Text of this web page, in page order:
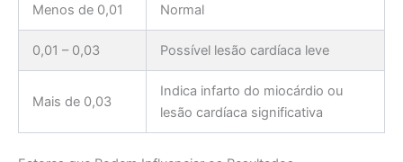
Menos de 0,01 Normal
0,01 – 0,03 Possível lesão cardíaca leve
Mais de 0,03
Indica infarto do miocárdio ou
lesão cardíaca significativa